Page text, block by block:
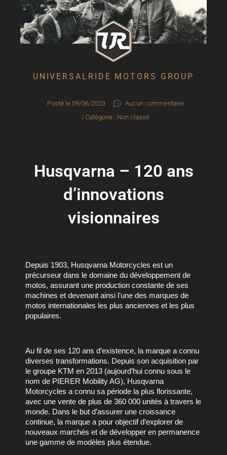
UNIVERSALRIDE MOTORS GROUP
Posté le 09/06/2023
Aucun commentaire
| Catégorie : Non classé
Husqvarna – 120 ans
d’innovations
visionnaires
Depuis 1903, Husqvarna Motorcycles est un
précurseur dans le domaine du développement de
motos, assurant une production constante de ses
machines et devenant ainsi l’une des marques de
motos internationales les plus anciennes et les plus
populaires.
Au fil de ses 120 ans d’existence, la marque a connu
diverses transformations. Depuis son acquisition par
le groupe KTM en 2013 (aujourd’hui connu sous le
nom de PIERER Mobility AG), Husqvarna
Motorcycles a connu sa période la plus florissante,
avec une vente de plus de 360 000 unités à travers le
monde. Dans le but d’assurer une croissance
continue, la marque a pour objectif d’explorer de
nouveaux marchés et de développer en permanence
une gamme de modèles plus étendue.